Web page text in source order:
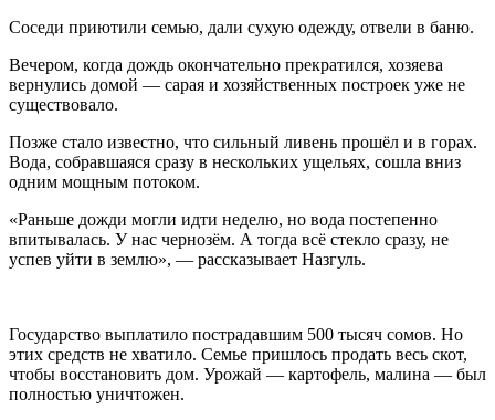
Соседи приютили семью, дали сухую одежду, отвели в баню.
Вечером, когда дождь окончательно прекратился, хозяева
вернулись домой — сарая и хозяйственных построек уже не
существовало.
Позже стало известно, что сильный ливень прошёл и в горах.
Вода, собравшаяся сразу в нескольких ущельях, сошла вниз
одним мощным потоком.
«Раньше дожди могли идти неделю, но вода постепенно
впитывалась. У нас чернозём. А тогда всё стекло сразу, не
успев уйти в землю», — рассказывает Назгуль.
Государство выплатило пострадавшим 500 тысяч сомов. Но
этих средств не хватило. Семье пришлось продать весь скот,
чтобы восстановить дом. Урожай — картофель, малина — был
полностью уничтожен.